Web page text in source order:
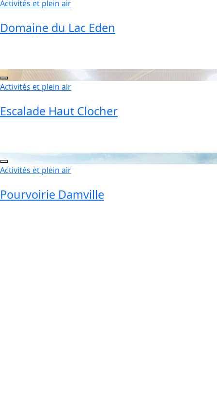
Activités et plein air
Domaine du Lac Eden
Activités et plein air
Escalade Haut Clocher
Activités et plein air
Pourvoirie Damville